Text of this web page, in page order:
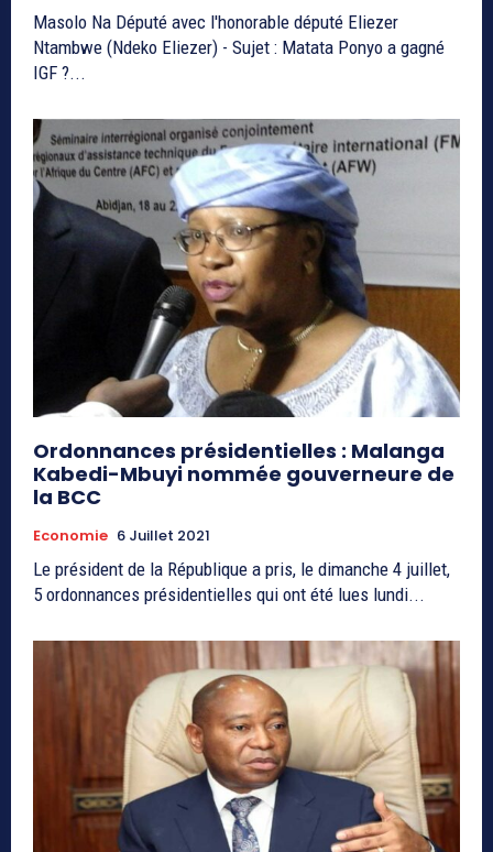
Masolo Na Député avec l'honorable député Eliezer
Ntambwe (Ndeko Eliezer) - Sujet : Matata Ponyo a gagné
IGF ?...
Ordonnances présidentielles : Malanga
Kabedi-Mbuyi nommée gouverneure de
la BCC
Economie 6 Juillet 2021
Le président de la République a pris, le dimanche 4 juillet,
5 ordonnances présidentielles qui ont été lues lundi...